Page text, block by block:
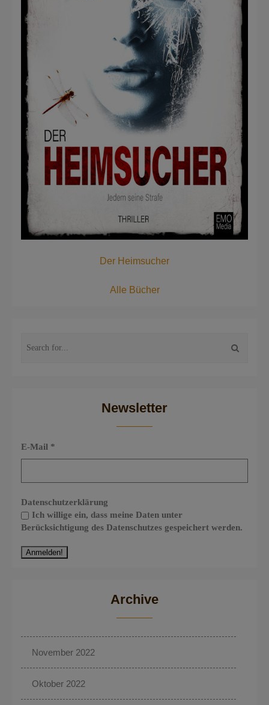
Der Heimsucher
Alle Bücher
Newsletter
E-Mail *
Datenschutzerklärung
Ich willige ein, dass meine Daten unter
Berücksichtigung des Datenschutzes gespeichert werden.
Archive
November 2022
Oktober 2022